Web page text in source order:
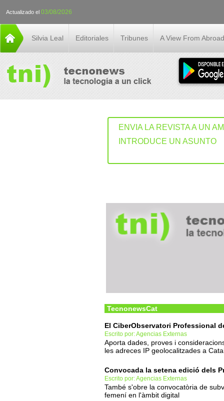
Actualizado el 03/08/2026
Silvia Leal Editoriales Tribunes A View From Abroad
ENVIA LA REVISTA A UN
INTRODUCE UN ASUNTO
TecnonewsCat
El CiberObservatori Professional
Escrito por: Agencias Externas
Aporta dades, proves i
les adreces IP geolocalitzades a
Convocada la setena edició dels
Escrito por: Agencias Externas
També s'obre la convocatòria de
femení en l'àmbit digital